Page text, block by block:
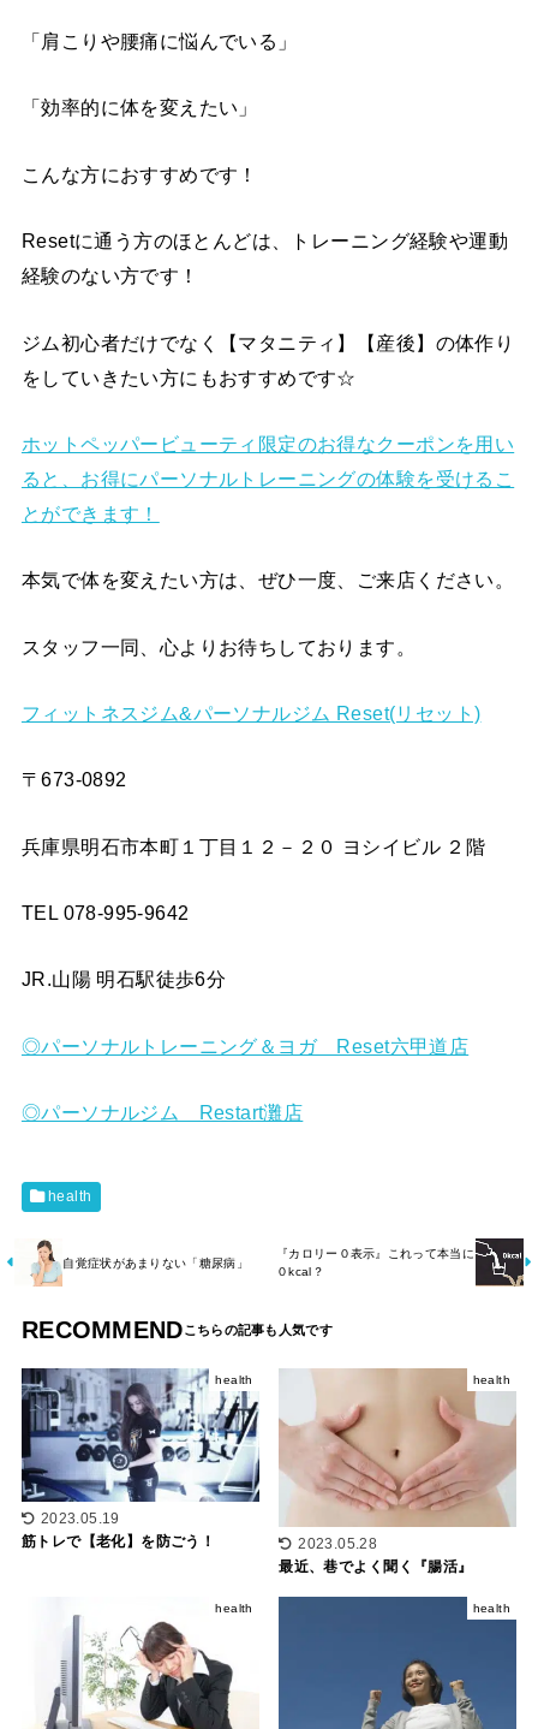
「肩こりや腰痛に悩んでいる」
「効率的に体を変えたい」
こんな方におすすめです！
Resetに通う方のほとんどは、トレーニング経験や運動
経験のない方です！
ジム初心者だけでなく【マタニティ】【産後】の体作り
をしていきたい方にもおすすめです☆
ホットペッパービューティ限定のお得なクーポンを用い
ると、お得にパーソナルトレーニングの体験を受けるこ
とができます！
本気で体を変えたい方は、ぜひ一度、ご来店ください。
スタッフ一同、心よりお待ちしております。
フィットネスジム&パーソナルジム Reset(リセット)
〒673-0892
兵庫県明石市本町１丁目１２－２０ ヨシイビル ２階
TEL 078-995-9642
JR.山陽 明石駅徒歩6分
◎パーソナルトレーニング＆ヨガ Reset六甲道店
◎パーソナルジム Restart灘店
health
自覚症状があまりない「糖尿病」
『カロリー０表示』これって本当に
０kcal？
RECOMMEND
health
2023.05.19
筋トレで【老化】を防ごう！
health
2023.05.28
最近、巷でよく聞く『腸活』
health health